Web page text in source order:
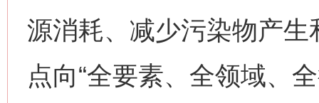
源消耗、减少污染物产
点向“全要素、全领域、